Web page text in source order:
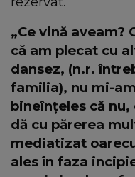
„Ce vină aveam?
că am plecat cu
dansez, (n.r.
familia), nu mi-
bineînțeles că
dă cu părerea
mediatizat
ales în faza